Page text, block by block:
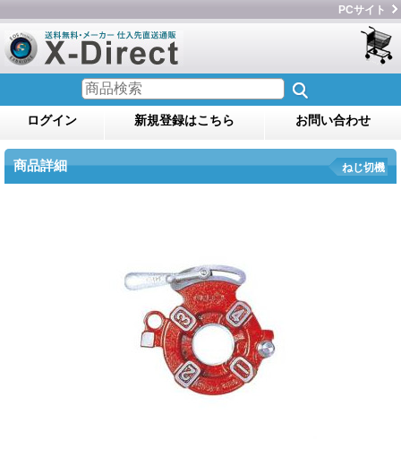
PCサイト
ログイン 新規登録はこちら お問い合わせ
商品詳細 ねじ切機